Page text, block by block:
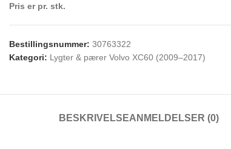
Pris er pr. stk.
Bestillingsnummer: 30763322
Kategori: Lygter & pærer Volvo XC60 (2009–2017)
BESKRIVELSEANMELDELSER (0)